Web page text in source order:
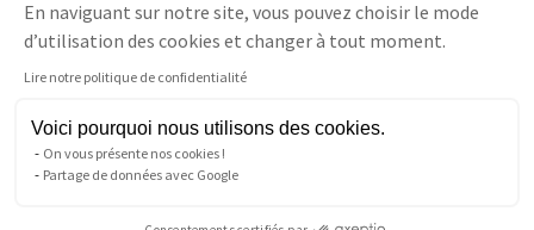
En naviguant sur notre site, vous pouvez choisir le mode
d’utilisation des cookies et changer à tout moment.
Lire notre politique de confidentialité
Voici pourquoi nous utilisons des cookies.
On vous présente nos cookies !
Partage de données avec Google
Facebook
LinkedInYouTube